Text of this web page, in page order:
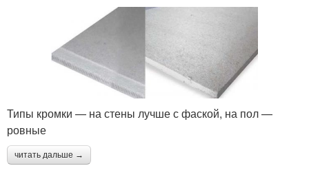
Типы кромки — на стены лучше с фаской, на пол —
ровные
читать дальше →